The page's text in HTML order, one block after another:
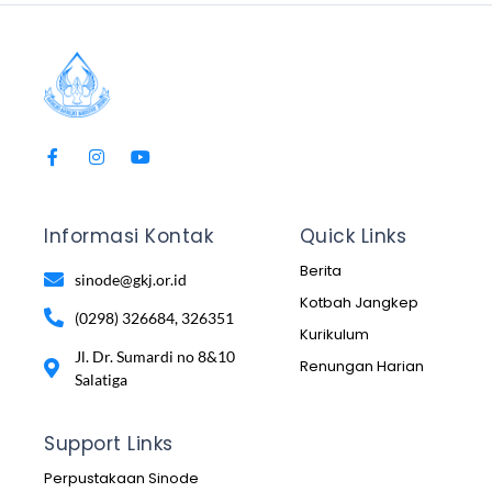
Informasi Kontak
sinode@gkj.or.id
(0298) 326684, 326351
Jl. Dr. Sumardi no 8&10
Salatiga
Quick Links
Berita
Kotbah Jangkep
Kurikulum
Renungan Harian
Support Links
Perpustakaan Sinode